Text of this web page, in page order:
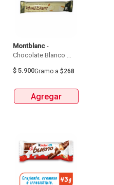
Montblanc -
Chocolate Blanco
Unidad/Des X 22G
$ 5.900Gramo a $268
Agregar